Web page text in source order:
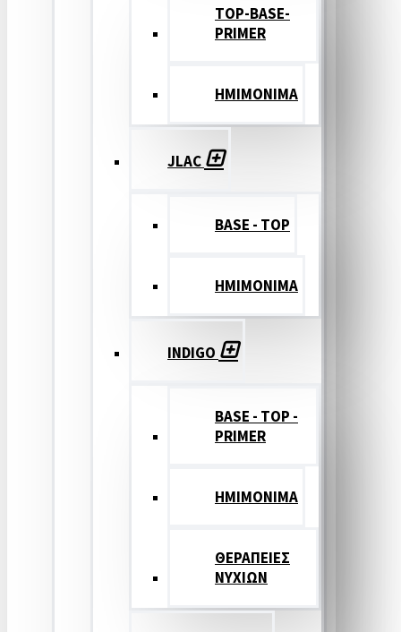
TOP-BASE-
PRIMER
ΗΜΙΜΟΝΙΜΑ
JLAC
BASE - TOP
ΗΜΙΜΟΝΙΜΑ
INDIGO
BASE - TOP -
PRIMER
HMIMONIMA
ΘΕΡΑΠΕΙΕΣ
ΝΥΧΙΩΝ